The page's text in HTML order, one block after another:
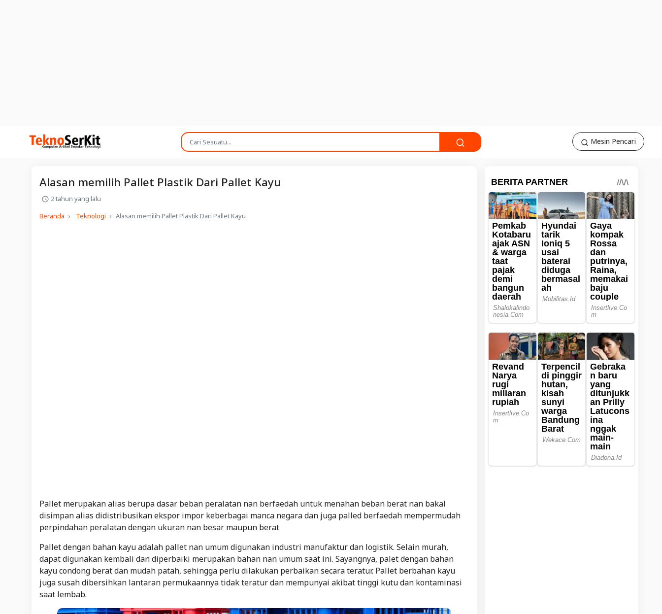
Mesin Pencari
Alasan memilih Pallet Plastik Dari Pallet Kayu
2 tahun yang lalu
Beranda
Teknologi Alasan memilih Pallet Plastik Dari Pallet Kayu
Pallet merupakan alias berupa dasar beban peralatan nan berfaedah untuk menahan beban berat nan bakal
disimpan alias didistribusikan ekspor impor keberbagai manca negara dan juga palled berfaedah mempermudah
perpindahan peralatan dengan ukuran nan besar maupun berat
Pallet dengan bahan kayu adalah pallet nan umum digunakan industri manufaktur dan logistik. Selain murah,
dapat digunakan kembali dan diperbaiki merupakan bahan nan umum saat ini. Sayangnya, palet dengan bahan
kayu condong berat dan mudah patah, sehingga perlu dilakukan perbaikan secara teratur. Pallet berbahan kayu
juga susah dibersihkan lantaran permukaannya tidak teratur dan mempunyai akibat tinggi kutu dan kontaminasi
saat lembab.